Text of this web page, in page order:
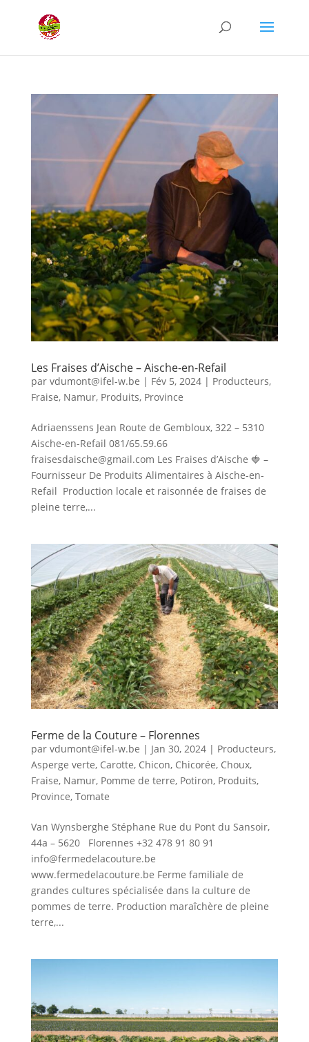
produits
Les Fraises d’Aische – Aische-en-Refail
par vdumont@ifel-w.be | Fév 5, 2024| Producteurs,
Fraise, Namur, Produits, Province
Adriaenssens Jean Route de Gembloux, 322 – 5310
Aische-en-Refail 081/65.59.66
fraisesdaische@gmail.com Les Fraises d’Aische 🍓 –
Fournisseur De Produits Alimentaires à Aische-en-
Refail Production locale et raisonnée de fraises de
pleine terre,...
Ferme de la Couture – Florennes
par vdumont@ifel-w.be | Jan 30, 2024| Producteurs,
Asperge verte, Carotte, Chicon, Chicorée, Choux,
Fraise, Namur, Pomme de terre, Potiron, Produits,
Province, Tomate
Van Wynsberghe Stéphane Rue du Pont du Sansoir,
44a – 5620 Florennes +32 478 91 80 91
info@fermedelacouture.be
www.fermedelacouture.be Ferme familiale de
grandes cultures spécialisée dans la culture de
pommes de terre. Production maraîchère de pleine
terre,...